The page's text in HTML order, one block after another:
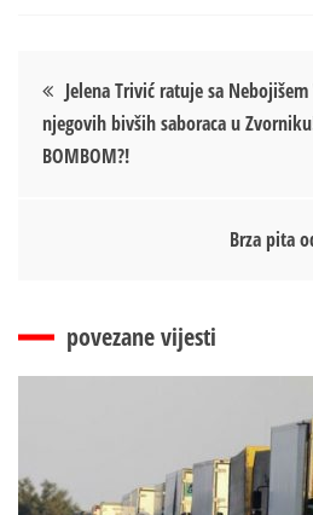
Кретање
чланка
Jelena Trivić ratuje sa
njegovih bivših saboraca u
BOMBOM?!
Brza pita
povezane vijesti